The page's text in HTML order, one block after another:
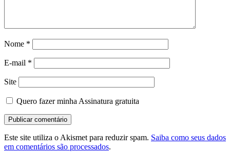
Nome *
E-mail *
Site
Quero fazer minha Assinatura gratuita
Este site utiliza o Akismet para reduzir spam. Saiba como seus dados
em comentários são processados.